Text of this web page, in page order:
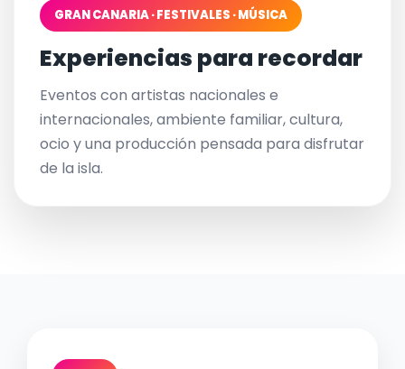
GRAN CANARIA · FESTIVALES · MÚSICA
Experiencias para recordar
Eventos con artistas nacionales e
internacionales, ambiente familiar, cultura,
ocio y una producción pensada para disfrutar
de la isla.